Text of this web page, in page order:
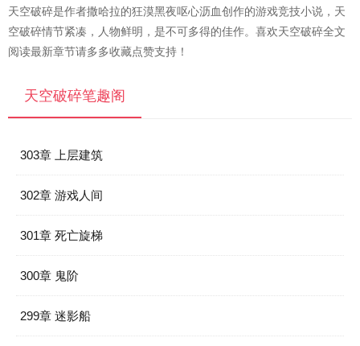
天空破碎是作者撒哈拉的狂漠黑夜呕心沥血创作的游戏竞技小说，天
空破碎情节紧凑，人物鲜明，是不可多得的佳作。喜欢天空破碎全文
阅读最新章节请多多收藏点赞支持！
天空破碎笔趣阁
303章 上层建筑
302章 游戏人间
301章 死亡旋梯
300章 鬼阶
299章 迷影船